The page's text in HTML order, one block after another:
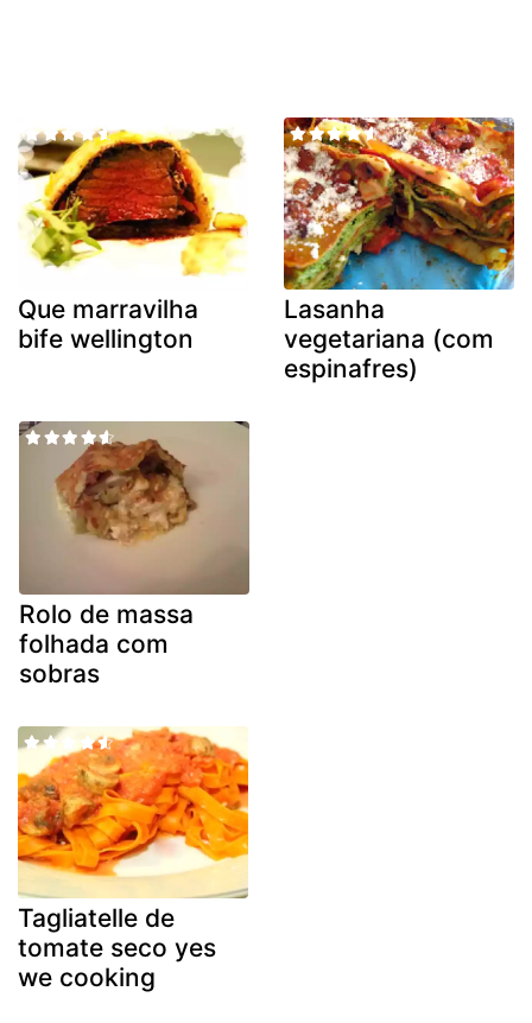
Que marravilha
bife wellington
Lasanha
vegetariana (com
espinafres)
Rolo de massa
folhada com
sobras
Tagliatelle de
tomate seco yes
we cooking